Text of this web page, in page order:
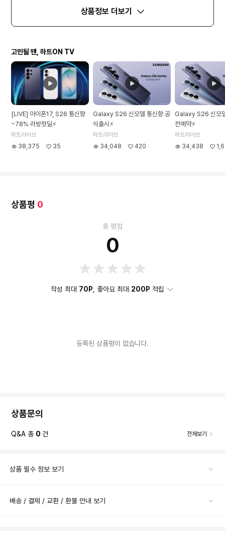
상품정보 더보기
고민될 땐, 하트ON TV
[LIVE] 아이폰17, S26 통신향
~78% 라방핫딜⚡
하트라이브
38,375
35
Galaxy S26 신모델 통신향 공
식출시⚡
하트라이브
34,048
420
Galaxy S26 신모
전예약⚡
하트라이브
34,438
상품평 0
총 평점
0
작성 최대 70P, 좋아요 최대 200P 적립
등록된 상품평이 없습니다.
상품문의
Q&A 총 0 건 전체보기
상품 필수 정보 보기
배송 / 결제 / 교환 / 환불 안내 보기